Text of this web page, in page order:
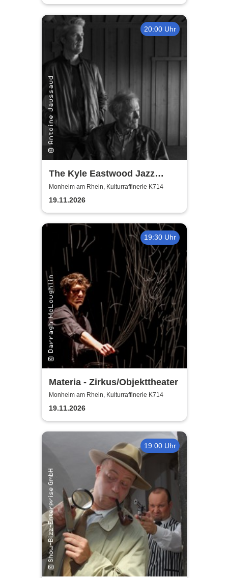
20:00 Uhr
The Kyle Eastwood Jazz
Quintet
Monheim am Rhein, Kulturraffinerie K714
19.11.2026
19:30 Uhr
Materia - Zirkus/Objekttheater
Monheim am Rhein, Kulturraffinerie K714
19.11.2026
19:00 Uhr